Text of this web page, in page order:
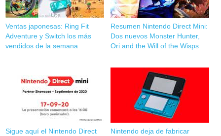
Ventas japonesas: Ring Fit
Adventure y Switch los más
vendidos de la semana
Resumen Nintendo Direct Mini:
Dos nuevos Monster Hunter,
Ori and the Will of the Wisps
Sigue aquí el Nintendo Direct
Nintendo deja de fabricar